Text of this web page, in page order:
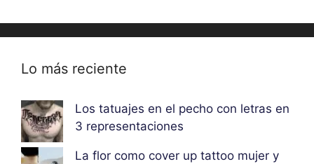
Lo más reciente
Los tatuajes en el pecho con letras en
3 representaciones
La flor como cover up tattoo mujer y